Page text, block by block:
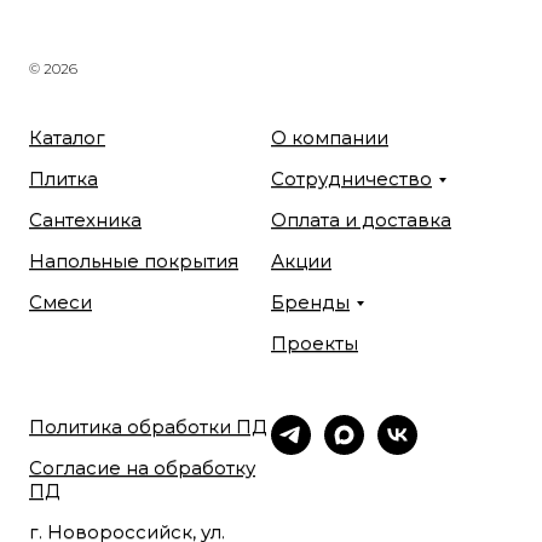
© 2026
Каталог
Плитка
Сантехника
Напольные покрытия
Смеси
О компании
Сотрудничество
Оплата и доставка
Акции
Бренды
Проекты
Политика обработки ПД
Согласие на обработку
ПД
г. Новороссийск, ул.